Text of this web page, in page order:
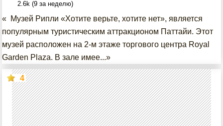
2.6k (9 за неделю)
« Музей Рипли «Хотите верьте, хотите нет», является
популярным туристическим аттракционом Паттайи. Этот
музей расположен на 2-м этаже торгового центра Royal
Garden Plaza. В зале имее...»
4